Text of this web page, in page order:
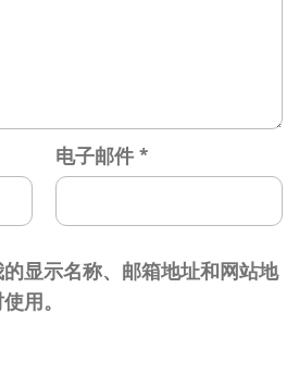
电子邮件 *
显示名称、邮箱地址和网站地
用。